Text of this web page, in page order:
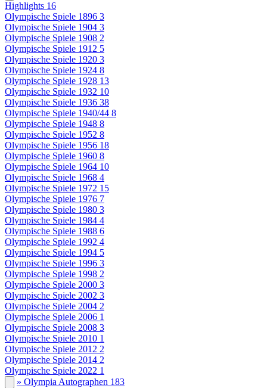
Highlights 16
Olympische Spiele 1896 3
Olympische Spiele 1904 3
Olympische Spiele 1908 2
Olympische Spiele 1912 5
Olympische Spiele 1920 3
Olympische Spiele 1924 8
Olympische Spiele 1928 13
Olympische Spiele 1932 10
Olympische Spiele 1936 38
Olympische Spiele 1940/44 8
Olympische Spiele 1948 8
Olympische Spiele 1952 8
Olympische Spiele 1956 18
Olympische Spiele 1960 8
Olympische Spiele 1964 10
Olympische Spiele 1968 4
Olympische Spiele 1972 15
Olympische Spiele 1976 7
Olympische Spiele 1980 3
Olympische Spiele 1984 4
Olympische Spiele 1988 6
Olympische Spiele 1992 4
Olympische Spiele 1994 5
Olympische Spiele 1996 3
Olympische Spiele 1998 2
Olympische Spiele 2000 3
Olympische Spiele 2002 3
Olympische Spiele 2004 2
Olympische Spiele 2006 1
Olympische Spiele 2008 3
Olympische Spiele 2010 1
Olympische Spiele 2012 2
Olympische Spiele 2014 2
Olympische Spiele 2022 1
» Olympia Autographen 183